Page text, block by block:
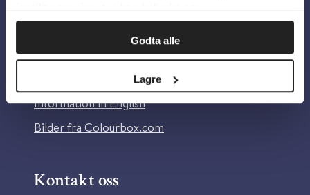
innsikt som gjør at vi kan forbedre oss.
Godta alle
Lagre
Personvern og informasjonskapsler
Tilgjengelighetserklæring
Information in English
Bilder fra Colourbox.com
Kontakt oss